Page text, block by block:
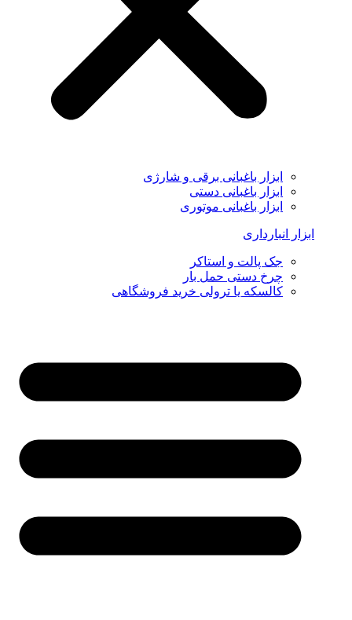
ابزار باغبانی برقی و شارژی
ابزار باغبانی دستی
ابزار باغبانی موتوری
ابزار انبارداری
جک پالت و استاکر
چرخ دستی حمل بار
کالسکه یا ترولی خرید فروشگاهی